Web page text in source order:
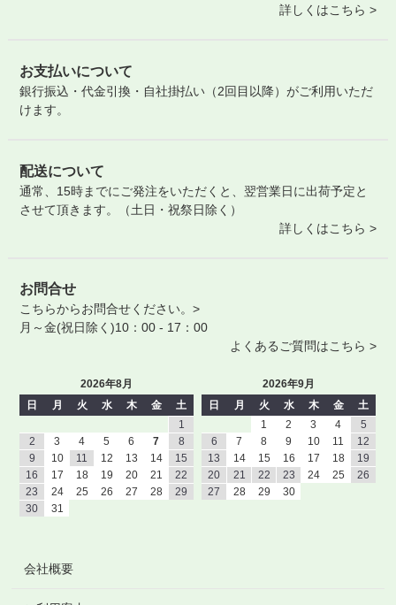
詳しくはこちら >
お支払いについて
銀行振込・代金引換・自社掛払い（2回目以降）がご利用いただ
けます。
配送について
通常、15時までにご発注をいただくと、翌営業日に出荷予定と
させて頂きます。（土日・祝祭日除く）
詳しくはこちら >
お問合せ
こちらからお問合せください。>
月～金(祝日除く)10：00 - 17：00
よくあるご質問はこちら >
2026年8月
日
月 火 水 木 金
土
1
2
3 4 5 6 7
8
9
10 11 12 13 14
15
16
17 18 19 20 21
22
23
24 25 26 27 28
29
30
31
2026年9月
日
月 火 水 木 金
土
1
2 3 4
5
6
7 8 9 10 11
12
13
14 15 16 17 18
19
20
21 22 23 24 25
26
27
28 29 30
会社概要